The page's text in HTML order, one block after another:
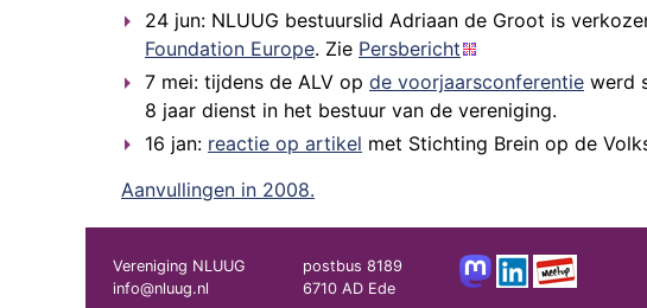
24 jun: NLUUG bestuurslid Adriaan de Groot is
Foundation Europe. Zie Persbericht
7 mei: tijdens de ALV op de voorjaarsconferentie werd
8 jaar dienst in het bestuur van de vereniging.
16 jan: reactie op artikel met Stichting Brein op de
Aanvullingen in 2008.
Vereniging NLUUG
info@nluug.nl
postbus 8189
6710 AD Ede